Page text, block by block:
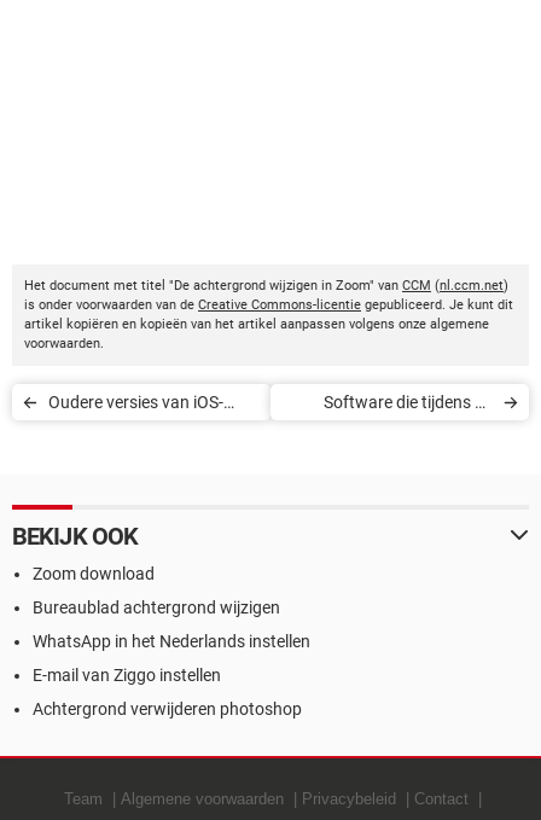
Het document met titel "De achtergrond wijzigen in Zoom" van CCM (nl.ccm.net)
is onder voorwaarden van de Creative Commons-licentie gepubliceerd. Je kunt dit
artikel kopiëren en kopieën van het artikel aanpassen volgens onze algemene
voorwaarden.
Oudere versies van iOS-
Software die tijdens de
BEKIJK OOK
Zoom download
Bureaublad achtergrond wijzigen
WhatsApp in het Nederlands instellen
E-mail van Ziggo instellen
Achtergrond verwijderen photoshop
Team Algemene voorwaarden Privacybeleid Contact